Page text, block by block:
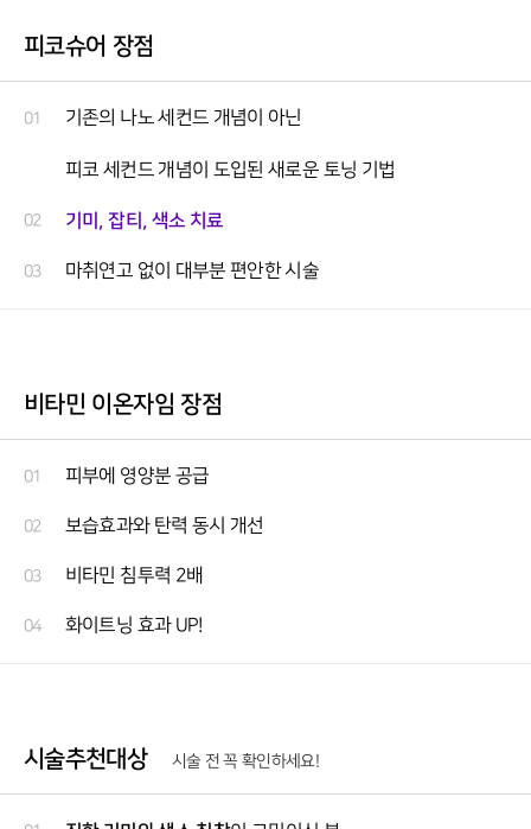
피코슈어 장점
01 기존의 나노 세컨드 개념이 아닌
피코 세컨드 개념이 도입된 새로운 토닝 기법
02 기미, 잡티, 색소 치료
03 마취연고 없이 대부분 편안한 시술
비타민 이온자임 장점
01 피부에 영양분 공급
02 보습효과와 탄력 동시 개선
03 비타민 침투력 2배
04 화이트닝 효과 UP!
시술추천대상 시술 전 꼭 확인하세요!